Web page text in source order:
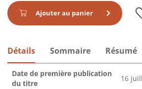
Ajouter au panier
Détails Sommaire Résumé
Date de première publication
du titre
16